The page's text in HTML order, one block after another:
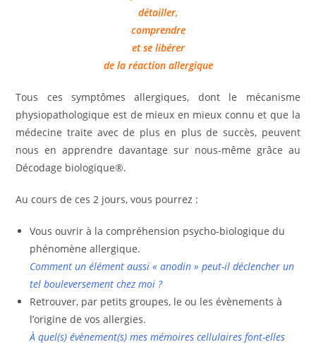
détailler,
comprendre
et se libérer
de la réaction allergique
Tous ces symptômes allergiques, dont le mécanisme
physiopathologique est de mieux en mieux connu et que la
médecine traite avec de plus en plus de succès, peuvent
nous en apprendre davantage sur nous-même grâce au
Décodage biologique®.
Au cours de ces 2 jours, vous pourrez :
Vous ouvrir à la compréhension psycho-biologique du
phénomène allergique.
Comment un élément aussi « anodin » peut-il déclencher un
tel bouleversement chez moi ?
Retrouver, par petits groupes, le ou les évènements à
l’origine de vos allergies.
À quel(s) évènement(s) mes mémoires cellulaires font-elles